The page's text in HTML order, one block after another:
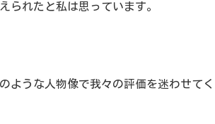
られたと私は思っています。
ような人物像で我々の評価を迷わせてく